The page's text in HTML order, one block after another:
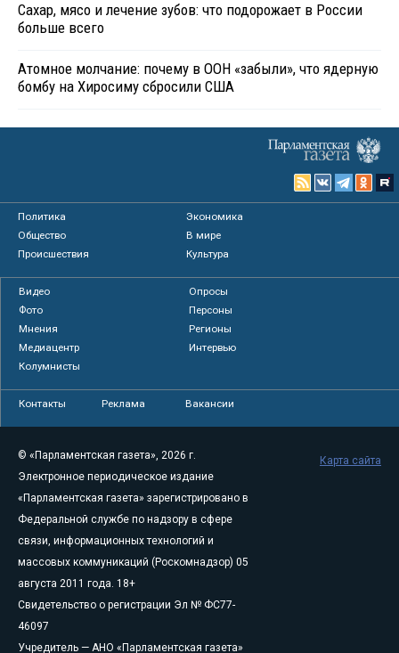
Сахар, мясо и лечение зубов: что подорожает в России
больше всего
Атомное молчание: почему в ООН «забыли», что ядерную
бомбу на Хиросиму сбросили США
Политика
Экономика
Общество
В мире
Происшествия
Культура
Видео
Опросы
Фото
Персоны
Мнения
Регионы
Медиацентр
Интервью
Колумнисты
Контакты Реклама Вакансии
© «Парламентская газета», 2026 г.
Электронное периодическое издание
«Парламентская газета» зарегистрировано в
Федеральной службе по надзору в сфере
связи, информационных технологий и
массовых коммуникаций (Роскомнадзор) 05
августа 2011 года. 18+
Свидетельство о регистрации Эл № ФС77-
46097
Учредитель — АНО «Парламентская газета»
Карта сайта